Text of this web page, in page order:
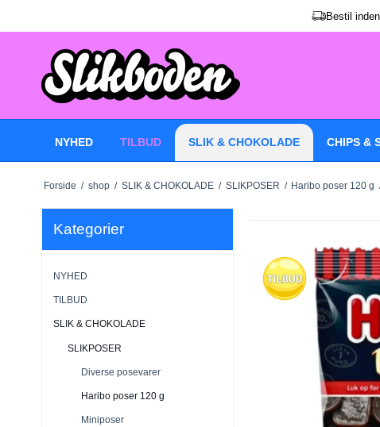
Bestil
NYHED TILBUD SLIK & CHOKOLADE CHIPS &
Forside / shop / SLIK & CHOKOLADE / SLIKPOSER / Haribo poser 120 g
Kategorier
NYHED
TILBUD
SLIK & CHOKOLADE
SLIKPOSER
Diverse posevarer
Haribo poser 120 g
Miniposer